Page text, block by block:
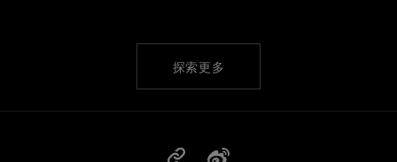
探索更多